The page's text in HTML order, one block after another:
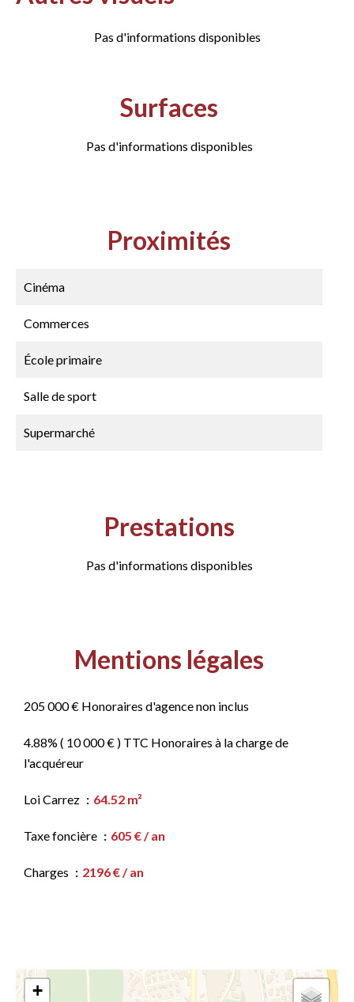
Pas d'informations disponibles
Surfaces
Pas d'informations disponibles
Proximités
Cinéma
Commerces
École primaire
Salle de sport
Supermarché
Prestations
Pas d'informations disponibles
Mentions légales
205 000 € Honoraires d'agence non inclus
4.88% ( 10 000 € ) TTC Honoraires à la charge de
l'acquéreur
Loi Carrez 64.52 m²
Taxe foncière 605 € / an
Charges 2196 € / an
+